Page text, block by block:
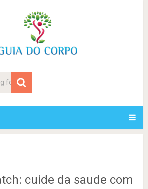
cuide da saude com